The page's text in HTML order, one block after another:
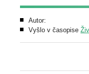
Autor:
Vyšlo v časopise